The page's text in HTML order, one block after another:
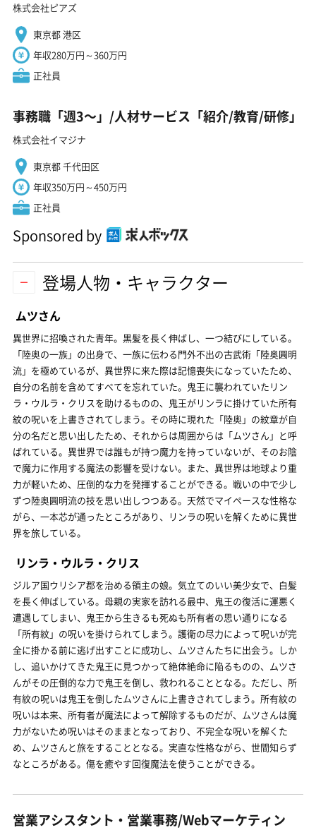
株式会社ピアズ
東京都 港区
年収280万円～360万円
正社員
事務職「週3〜」/人材サービス「紹介/教育/研修」
株式会社イマジナ
東京都 千代田区
年収350万円～450万円
正社員
Sponsored by
登場人物・キャラクター
ムツさん
異世界に招喚された青年。黒髪を長く伸ばし、一つ結びにしている。
「陸奥の一族」の出身で、一族に伝わる門外不出の古武術「陸奥圓明
流」を極めているが、異世界に来た際は記憶喪失になっていたため、
自分の名前を含めてすべてを忘れていた。鬼王に襲われていたリン
ラ・ウルラ・クリスを助けるものの、鬼王がリンラに掛けていた所有
紋の呪いを上書きされてしまう。その時に現れた「陸奥」の紋章が自
分の名だと思い出したため、それからは周囲からは「ムツさん」と呼
ばれている。異世界では誰もが持つ魔力を持っていないが、そのお陰
で魔力に作用する魔法の影響を受けない。また、異世界は地球より重
力が軽いため、圧倒的な力を発揮することができる。戦いの中で少し
ずつ陸奥圓明流の技を思い出しつつある。天然でマイペースな性格な
がら、一本芯が通ったところがあり、リンラの呪いを解くために異世
界を旅している。
リンラ・ウルラ・クリス
ジルア国ウリシア郡を治める領主の娘。気立てのいい美少女で、白髪
を長く伸ばしている。母親の実家を訪れる最中、鬼王の復活に運悪く
遭遇してしまい、鬼王から生きるも死ぬも所有者の思い通りになる
「所有紋」の呪いを掛けられてしまう。護衛の尽力によって呪いが完
全に掛かる前に逃げ出すことに成功し、ムツさんたちに出会う。しか
し、追いかけてきた鬼王に見つかって絶体絶命に陥るものの、ムツさ
んがその圧倒的な力で鬼王を倒し、救われることとなる。ただし、所
有紋の呪いは鬼王を倒したムツさんに上書きされてしまう。所有紋の
呪いは本来、所有者が魔法によって解除するものだが、ムツさんは魔
力がないため呪いはそのままとなっており、不完全な呪いを解くた
め、ムツさんと旅をすることとなる。実直な性格ながら、世間知らず
なところがある。傷を癒やす回復魔法を使うことができる。
営業アシスタント・営業事務/Webマーケティン